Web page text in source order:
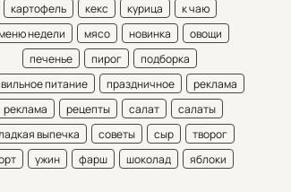
картофель
кекс курица
к чаю
недели
мясо новинка
овощи
печенье
пирог
подборка
питание
праздничное
реклама
реклама
рецепты салат
салаты
выпечка
советы сыр
творог
ужин фарш шоколад яблоки